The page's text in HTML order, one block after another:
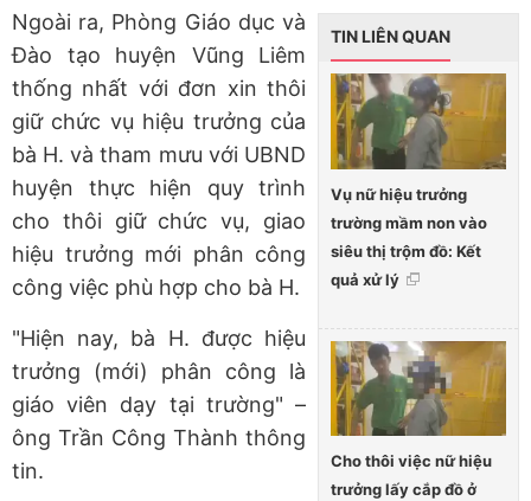
TIN LIÊN QUAN
Vụ nữ hiệu trưởng
trường mầm non vào
siêu thị trộm đồ: Kết
quả xử lý
Cho thôi việc nữ hiệu
trưởng lấy cắp đồ ở
Ngoài ra, Phòng Giáo dục và
Đào tạo huyện Vũng Liêm
thống nhất với đơn xin thôi
giữ chức vụ hiệu trưởng của
bà H. và tham mưu với UBND
huyện thực hiện quy trình
cho thôi giữ chức vụ, giao
hiệu trưởng mới phân công
công việc phù hợp cho bà H.
"Hiện nay, bà H. được hiệu
trưởng (mới) phân công là
giáo viên dạy tại trường" –
ông Trần Công Thành thông
tin.